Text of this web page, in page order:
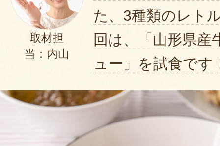
取材担
当：内山
た、3種類のレト
回は、「山形県産
ュー」を試食です